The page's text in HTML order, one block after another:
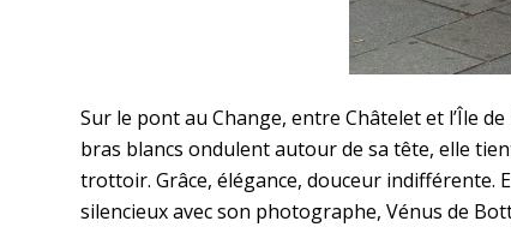
Sur le pont au Change, entre Châtelet et l’Île
bras blancs ondulent autour de sa tête, elle
trottoir. Grâce, élégance, douceur indifférente.
silencieux avec son photographe, Vénus de